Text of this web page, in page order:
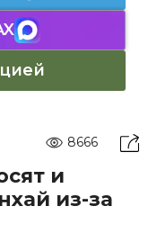
8666
и
из-за